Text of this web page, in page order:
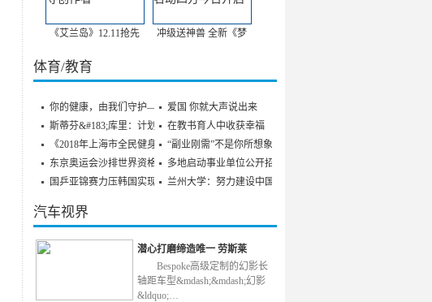
《艾兰岛》12.11抢先 冲级送神兽 全新《梦
体育/教育
你的健康，由我们守护——
斯蒂芬&#183;库里：计划参
《2018年上海市全民健身发
东京奥运会沙排世界资格赛
国乒亚锦赛力压韩国实现男
爱国 你就大声说出来
在教书育人中收获幸福
“副业刚需”不是你所想象
多地启动事业单位公开招聘
兰州大学：努力建设中国特
汽车视界
潜心打磨缔造唯一 劳斯莱
Bespoke高级定制的幻影长
轴距车型&mdash;&mdash;幻影
&ldquo;…